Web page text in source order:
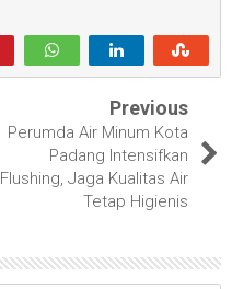
Previous
Perumda Air Minum Kota
Padang Intensifkan
Flushing, Jaga Kualitas Air
Tetap Higienis